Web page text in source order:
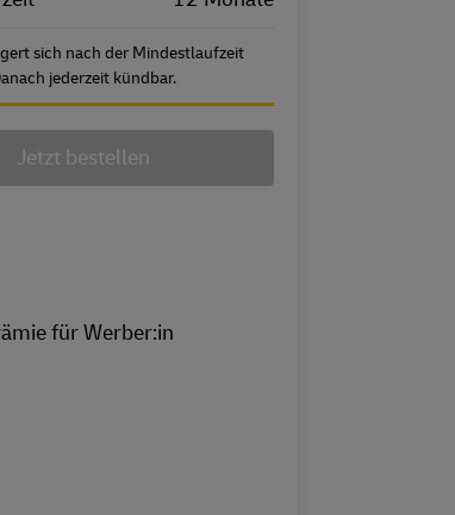
sich nach der Mindestlaufzeit
jederzeit kündbar.
Jetzt bestellen
für Werber:in